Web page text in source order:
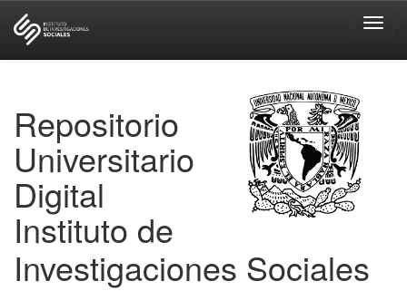
Repositorio
Universitario
Digital
Instituto de
Investigaciones Sociales